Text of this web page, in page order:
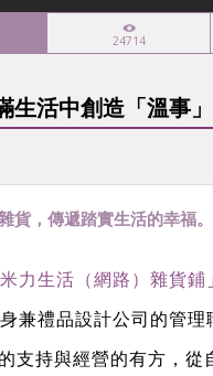
24714
生活中創造「溫事」
貨，傳遞踏實生活的幸福。
米力生活（網路）雜貨鋪
兼禮品設計公司的管理
支持與經營的有方，從